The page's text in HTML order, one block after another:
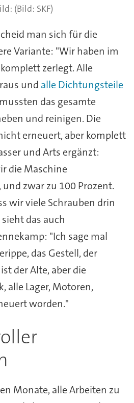
(Bild: SKF)
man sich für die
Variante: "Wir haben im
zerlegt. Alle
und alle Dichtungsteile
das gesamte
und reinigen. Die
erneuert, aber komplett
und Arts ergänzt:
die Maschine
zwar zu 100 Prozent.
wir viele Schrauben drin
das auch
"Ich sage mal
das Gestell, der
der Alte, aber die
alle Lager, Motoren,
worden."
Monate, alle Arbeiten zu